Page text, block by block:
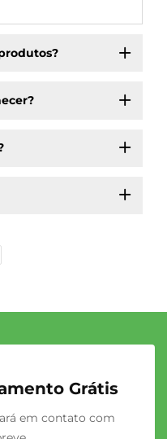
Grátis
em contato com